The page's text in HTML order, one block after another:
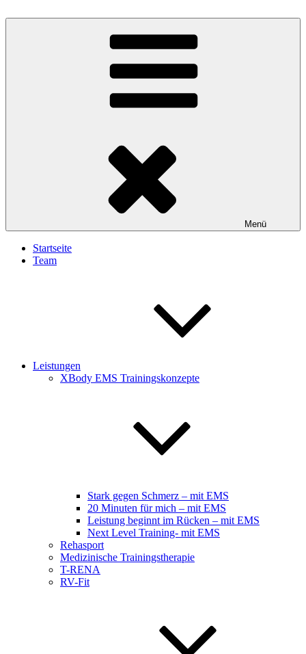
Inhalt
Menü
Startseite
Team
Leistungen
XBody EMS Trainingskonzepte
Stark gegen Schmerz – mit EMS
20 Minuten für mich – mit EMS
Leistung beginnt im Rücken – mit EMS
Next Level Training- mit EMS
Rehasport
Medizinische Trainingstherapie
T-RENA
RV-Fit